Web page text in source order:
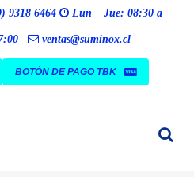
9318 6464 Lun – Jue: 08:30 a
ventas@suminox.cl
BOTÓN DE PAGO TBK
BUSCAR